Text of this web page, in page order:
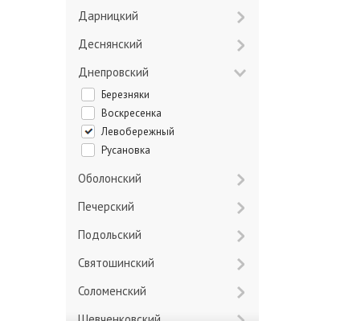
Дарницкий
Деснянский
Днепровский
Березняки
Воскресенка
Левобережный
Русановка
Оболонский
Печерский
Подольский
Святошинский
Соломенский